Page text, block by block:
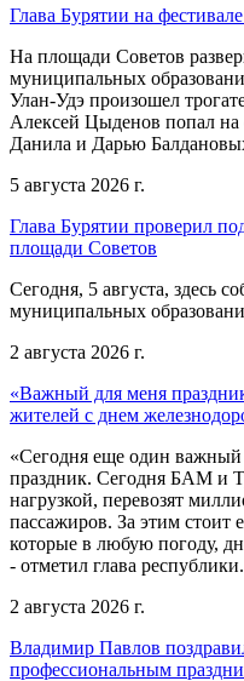
Глава Бурятии на
На площади Советов
муниципальных
Улан-Удэ произошел
Алексей Цыденов попал на
Данила и Дарью
5 августа 2026 г.
Глава Бурятии проверил
площади Советов
Сегодня, 5 августа, здесь
муниципальных
2 августа 2026 г.
«Важный для меня
жителей с днем
«Сегодня еще один
праздник. Сегодня БАМ и
нагрузкой, перевозят
пассажиров. За этим стоит
которые в любую погоду,
- отметил глава республики.
2 августа 2026 г.
Владимир Павлов
профессиональным